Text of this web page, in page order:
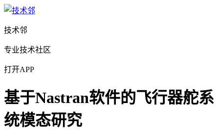
技术邻
专业技术社区
打开APP
基于Nastran软件的飞行器舵系
统模态研究